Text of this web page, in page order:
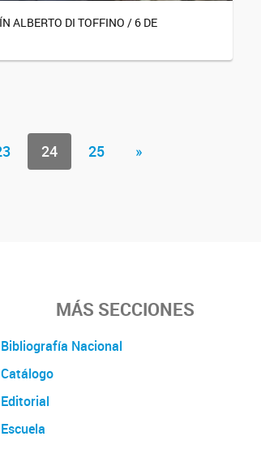
ALBERTO DI TOFFINO / 6 DE
24 25 »
MÁS SECCIONES
Bibliografía Nacional
Catálogo
Editorial
Escuela